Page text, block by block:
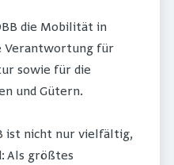
die Mobilität in
Verantwortung für
sowie für die
und Gütern.
ist nicht nur vielfältig,
Als größtes